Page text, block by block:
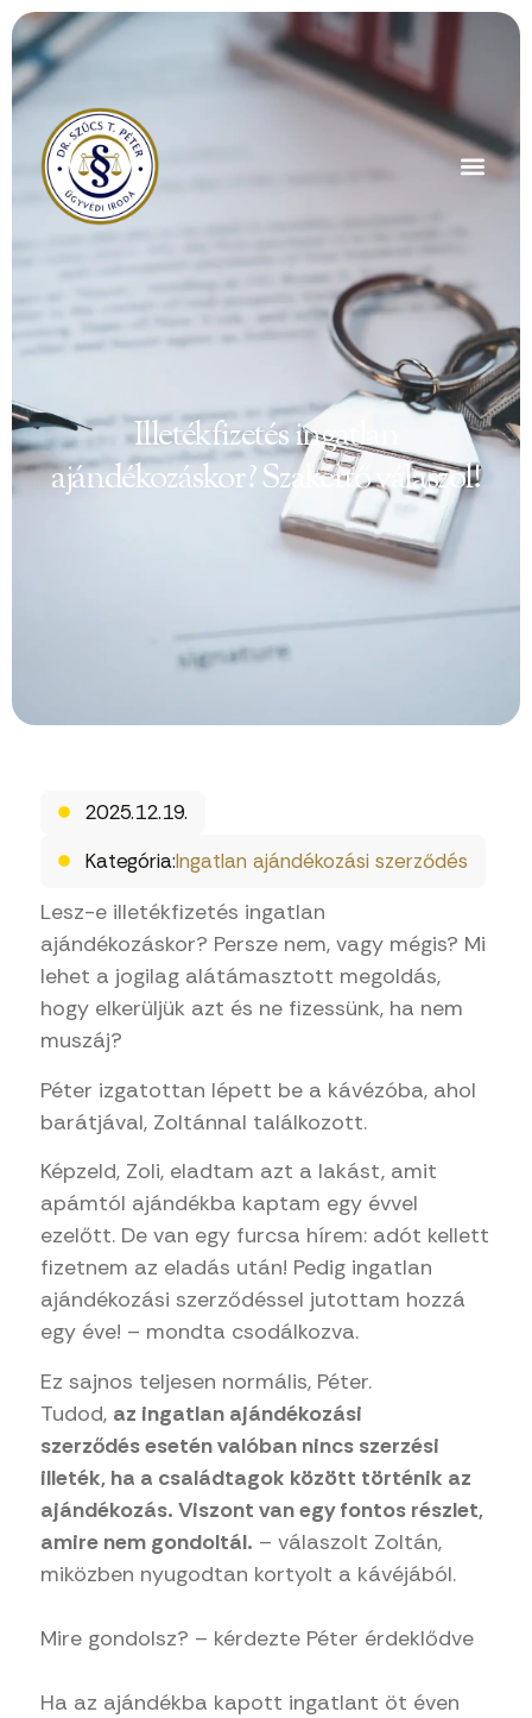
Illetékfizetés ingatlan
ajándékozáskor? Szakértő válaszol!
2025.12.19.
Kategória:Ingatlan ajándékozási szerződés
Lesz-e illetékfizetés ingatlan
ajándékozáskor? Persze nem, vagy mégis? Mi
lehet a jogilag alátámasztott megoldás,
hogy elkerüljük azt és ne fizessünk, ha nem
muszáj?
Péter izgatottan lépett be a kávézóba, ahol
barátjával, Zoltánnal találkozott.
Képzeld, Zoli, eladtam azt a lakást, amit
apámtól ajándékba kaptam egy évvel
ezelőtt. De van egy furcsa hírem: adót kellett
fizetnem az eladás után! Pedig ingatlan
ajándékozási szerződéssel jutottam hozzá
egy éve! – mondta csodálkozva.
Ez sajnos teljesen normális, Péter.
Tudod, az ingatlan ajándékozási
szerződésesetén valóban nincs szerzési
illeték, ha a családtagok között történik az
ajándékozás. Viszont van egy fontos részlet,
amire nem gondoltál. – válaszolt Zoltán,
miközben nyugodtan kortyolt a kávéjából.
Mire gondolsz? – kérdezte Péter érdeklődve
Ha az ajándékba kapott ingatlant öt éven